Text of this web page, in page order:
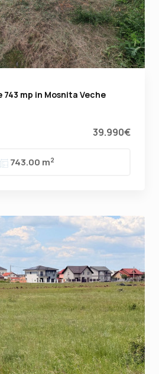
mp in Mosnita Veche
39.990€
743.00 m2